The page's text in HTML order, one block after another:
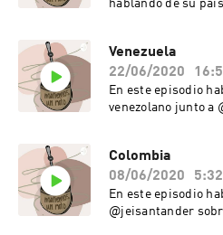
hablando de su
Venezuela
22/06/2020
En este episodio
venezolano junto a
Colombia
08/06/2020
5:32
En este episodio
@jeisantander